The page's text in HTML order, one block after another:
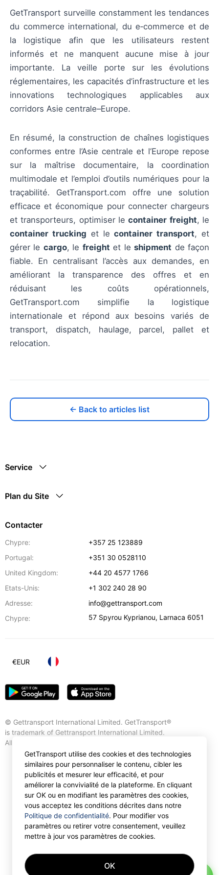
GetTransport surveille constamment les tendances
du commerce international, du e‑commerce et de
la logistique afin que les utilisateurs restent
informés et ne manquent aucune mise à jour
importante. La veille porte sur les évolutions
réglementaires, les capacités d’infrastructure et les
innovations technologiques applicables aux
corridors Asie centrale–Europe.
En résumé, la construction de chaînes logistiques
conformes entre l’Asie centrale et l’Europe repose
sur la maîtrise documentaire, la coordination
multimodale et l’emploi d’outils numériques pour la
traçabilité. GetTransport.com offre une solution
efficace et économique pour connecter chargeurs
et transporteurs, optimiser lecontainer freight, le
container trucking et lecontainer transport, et
gérer le cargo, le freight et leshipment de façon
fiable. En centralisant l’accès aux demandes, en
améliorant la transparence des offres et en
réduisant les coûts opérationnels,
GetTransport.com simplifie la logistique
internationale et répond aux besoins variés de
transport, dispatch, haulage, parcel, pallet et
relocation.
← Back to articles list
Service
Plan du Site
Contacter
Chypre:
+357 25 123889
Portugal:
+351 30 0528110
United Kingdom:
+44 20 4577 1766
Etats-Unis:
+1 302 240 28 90
Adresse:
info@gettransport.com
Chypre:
57 Spyrou Kyprianou, Larnaca 6051
© Gettransport International Limited. GetTransport®
is trademark of Gettransport International Limited.
All rights reserved.
€EUR
GetTransport utilise des cookies et des technologies
similaires pour personnaliser le contenu, cibler les
publicités et mesurer leur efficacité, et pour
améliorer la convivialité de la plateforme. En cliquant
sur OK ou en modifiant les paramètres des cookies,
vous acceptez les conditions décrites dans notre
Politique de confidentialité. Pour modifier vos
paramètres ou retirer votre consentement, veuillez
mettre à jour vos paramètres de cookies.
OK